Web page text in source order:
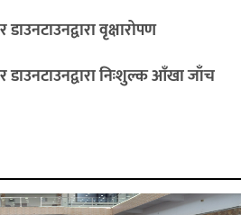
वृक्षारोपण
डाउनटाउनद्वारा निःशुल्क आँखा जाँच